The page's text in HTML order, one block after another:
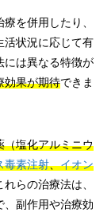
を併用したり、
活状況に応じて有
には異なる特徴が
効果が期待できま
（塩化アルミニウ
毒素注射、イオン
らの治療法は、
、副作用や治療効